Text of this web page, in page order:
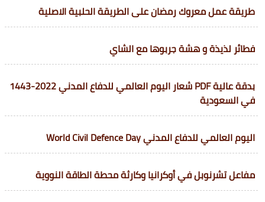
طريقة عمل معروك رمضان على الطريقة الحلبية الاصلية
فطائر لذيذة و هشة جربوها مع الشاي
بدقة عالية PDF شعار اليوم العالمي للدفاع المدني 2022-1443
في السعودية
اليوم العالمي للدفاع المدني World Civil Defence Day
مفاعل تشرنوبل في أوكرانيا وكارثة محطة الطاقة النووية